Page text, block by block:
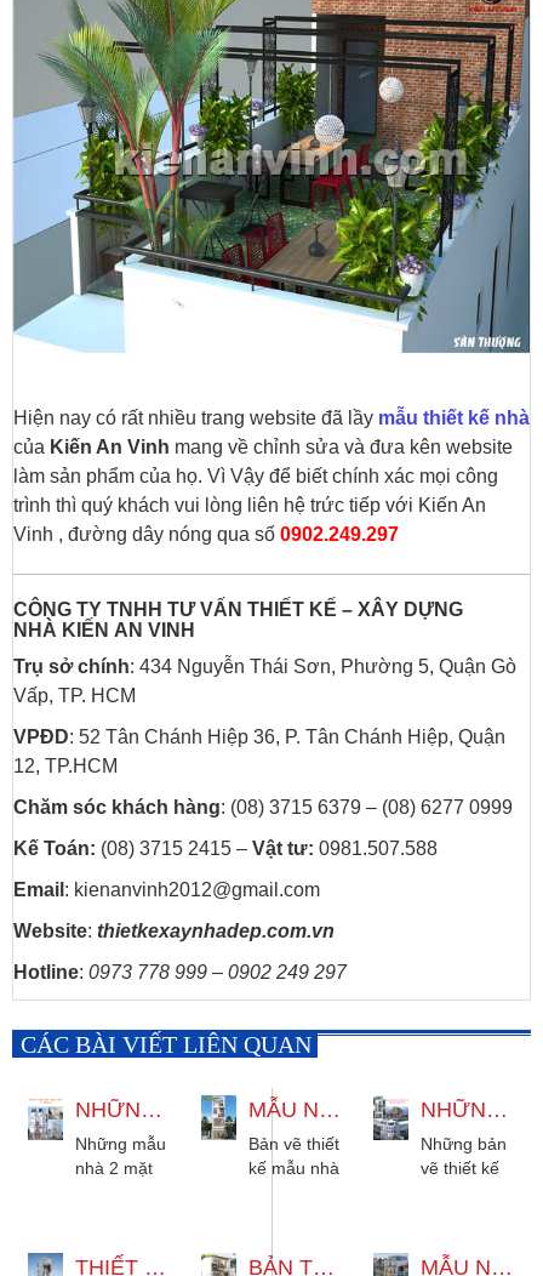
Hiện nay có rất nhiều trang website đã lầy mẫu thiết kế nhà
của Kiến An Vinh mang về chỉnh sửa và đưa kên website
làm sản phẩm của họ. Vì Vậy để biết chính xác mọi công
trình thì quý khách vui lòng liên hệ trức tiếp với Kiến An
Vinh , đường dây nóng qua số 0902.249.297
CÔNG TY TNHH TƯ VẤN THIẾT KẾ – XÂY DỰNG
NHÀ KIẾN AN VINH
Trụ sở chính: 434 Nguyễn Thái Sơn, Phường 5, Quận Gò
Vấp, TP. HCM
VPĐD: 52 Tân Chánh Hiệp 36, P. Tân Chánh Hiệp, Quận
12, TP.HCM
Chăm sóc khách hàng: (08) 3715 6379 – (08) 6277 0999
Kế Toán: (08) 3715 2415 – Vật tư: 0981.507.588
Email : kienanvinh2012@gmail.com
Website: thietkexaynhadep.com.vn
Hotline: 0973 778 999 – 0902 249 297
CÁC BÀI VIẾT LIÊN QUAN
NHỮNG MẪU NHÀ 2 MẶT TIỀN 2 3 4 TẦNG ĐƯỢC ƯA CHUỘNG
Những mẫu
nhà 2 mặt
hiện đại và
MẪU NHÀ 4 TẦNG CÓ THANG MÁY 4X13M HIỆN ĐẠI
Bản vẽ thiết
kế mẫu nhà
đại 3 phòng
NHỮNG BẢN VẼ THIẾT KẾ MẪU NHÀ CÓ THANG MÁY 4X15M 6X12M...
Những bản
vẽ thiết kế
diện tích
THIẾT KẾ NHÀ 4 TẦNG THANG MÁY 1 LỬNG 1 TUM HIỆN ĐẠI BẢN THIẾT KẾ MẪU NHÀ 3 TẦNG HIỆN ĐẠI 5X18M MẪU NHÀ 5 TẦNG KẾT HỢP KINH DOANH 10X20M TÂN CỔ ĐIỂN